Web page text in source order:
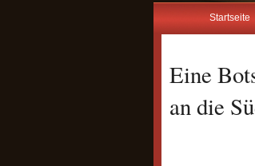
Startseite
Eine
an die